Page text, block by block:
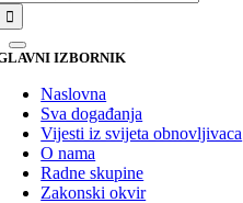
IZBORNIK
Naslovna
Sva događanja
Vijesti iz svijeta obnovljivaca
O nama
Radne skupine
Zakonski okvir